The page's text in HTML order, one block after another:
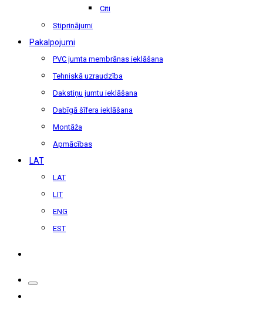
Citi
Stiprinājumi
Pakalpojumi
PVC jumta membrānas ieklāšana
Tehniskā uzraudzība
Dakstiņu jumtu ieklāšana
Dabīgā šīfera ieklāšana
Montāža
Apmācības
LAT
LAT
LIT
ENG
EST